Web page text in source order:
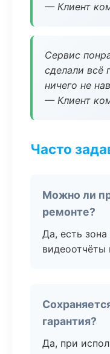
— Клиент
Сервис
сделали всё
ничего не
— Клиент
Часто
Можно ли
ремонте?
Да, есть
видеоотчёты
гарантия?
Да, при